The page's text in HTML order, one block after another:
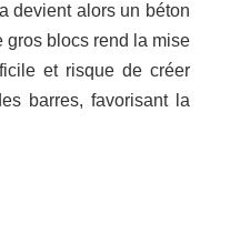
devient alors un béton
gros blocs rend la mise
et risque de créer
barres, favorisant la